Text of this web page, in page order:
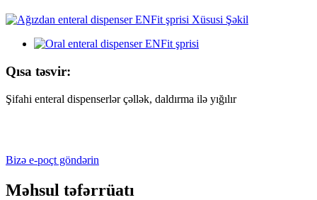
Qısa təsvir:
Şifahi enteral dispenserlər çəllək, daldırma ilə yığılır
Bizə e-poçt göndərin
Məhsul təfərrüatı